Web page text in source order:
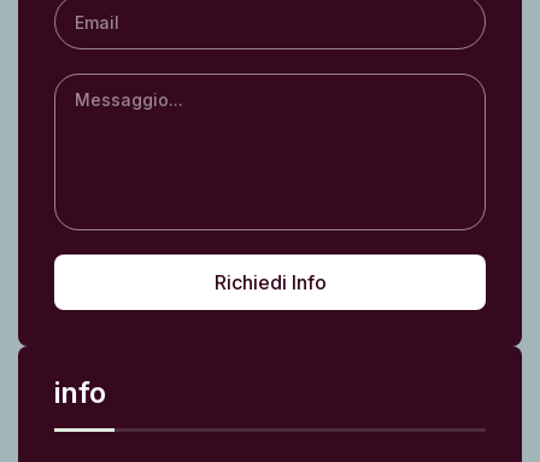
Richiedi Info
info